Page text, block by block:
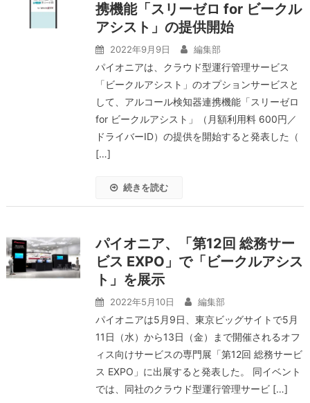
携機能「スリーゼロ for ビークル
アシスト」の提供開始
2022年9月9日 編集部
パイオニアは、クラウド型運行管理サービス
「ビークルアシスト」のオプションサービスと
して、アルコール検知器連携機能「スリーゼロ
for ビークルアシスト」（月額利用料 600円／
ドライバーID）の提供を開始すると発表した（
[…]
続きを読む
パイオニア、「第12回 総務サー
ビス EXPO」で「ビークルアシス
ト」を展示
2022年5月10日 編集部
パイオニアは5月9日、東京ビッグサイトで5月
11日（水）から13日（金）まで開催されるオフ
ィス向けサービスの専門展「第12回 総務サービ
ス EXPO」に出展すると発表した。 同イベント
では、同社のクラウド型運行管理サービ […]